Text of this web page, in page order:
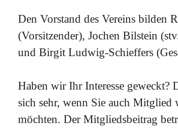
Den Vorstand des Vereins bilden
(Vorsitzender), Jochen Bilstein
und Birgit Ludwig-Schieffers
Haben wir Ihr Interesse geweckt?
sich sehr, wenn Sie auch Mitglied
möchten. Der Mitgliedsbeitrag